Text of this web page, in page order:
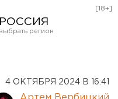
РОССИЯ
Курган
[18+]
4 ОКТЯБРЯ 2024 В 16:41